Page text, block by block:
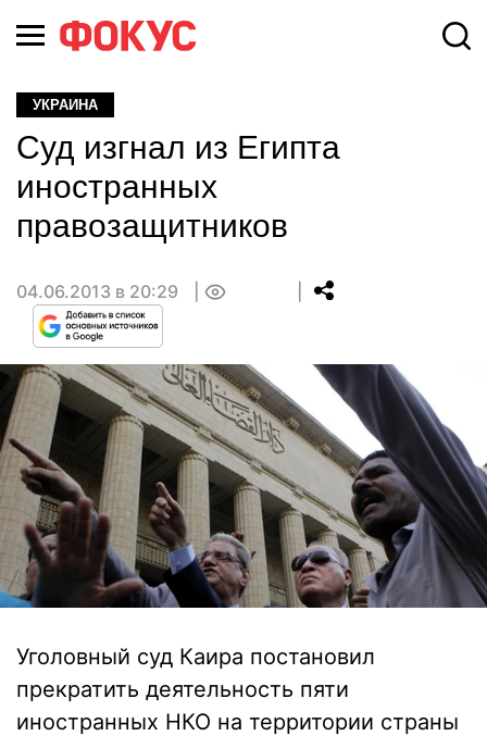
УКРАИНА
Суд изгнал из Египта
иностранных
правозащитников
04.06.2013 в 20:29
Уголовный суд Каира постановил
прекратить деятельность пяти
иностранных НКО на территории страны